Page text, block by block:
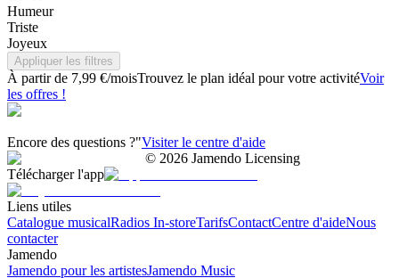
Humeur
Triste
Joyeux
Appliquer les filtres
À partir de 7,99 €/moisTrouvez le plan idéal pour votre activitéVoir
les offres !
Encore des questions ?"Visiter le centre d'aide
© 2026 Jamendo Licensing
Télécharger l'app
Liens utiles
Catalogue musicalRadios In-storeTarifsContactCentre d'aideNous
contacter
Jamendo
Jamendo pour les artistesJamendo Music